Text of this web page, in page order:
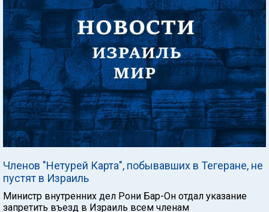
Членов "Нетурей Карта", побывавших в Тегеране, не
пустят в Израиль
Министр внутренних дел Рони Бар-Он отдал указание
запретить въезд в Израиль всем членам